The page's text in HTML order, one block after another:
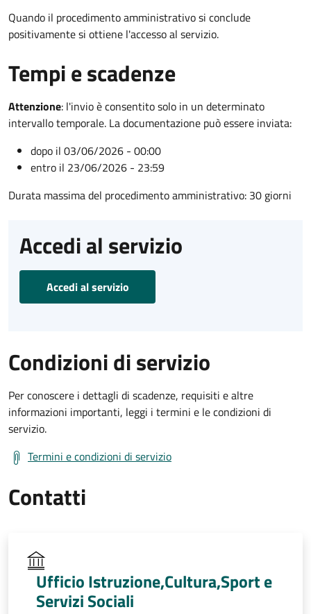
Quando il procedimento amministrativo si conclude
positivamente si ottiene l'accesso al servizio.
Tempi e scadenze
Attenzione: l'invio è consentito solo in un determinato
intervallo temporale. La documentazione può essere inviata:
dopo il 03/06/2026 - 00:00
entro il 23/06/2026 - 23:59
Durata massima del procedimento amministrativo: 30 giorni
Accedi al servizio
Accedi al servizio
Condizioni di servizio
Per conoscere i dettagli di scadenze, requisiti e altre
informazioni importanti, leggi i termini e le condizioni di
servizio.
Termini e condizioni di servizio
Contatti
Ufficio Istruzione,Cultura,Sport e
Servizi Sociali